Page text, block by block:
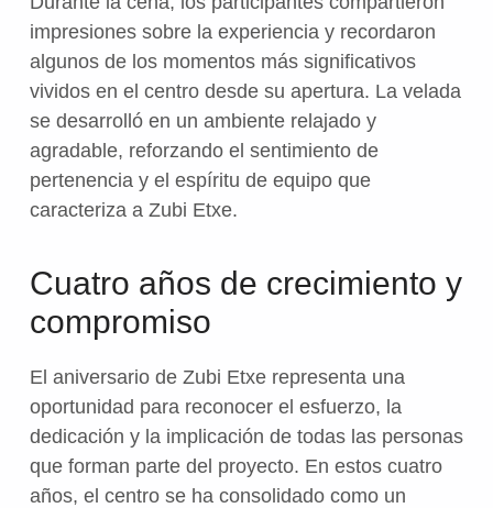
impresiones sobre la experiencia y recordaron
algunos de los momentos más significativos
vividos en el centro desde su apertura. La velada
se desarrolló en un ambiente relajado y
agradable, reforzando el sentimiento de
pertenencia y el espíritu de equipo que
caracteriza a Zubi Etxe.
Cuatro años de crecimiento y
compromiso
El aniversario de Zubi Etxe representa una
oportunidad para reconocer el esfuerzo, la
dedicación y la implicación de todas las personas
que forman parte del proyecto. En estos cuatro
años, el centro se ha consolidado como un